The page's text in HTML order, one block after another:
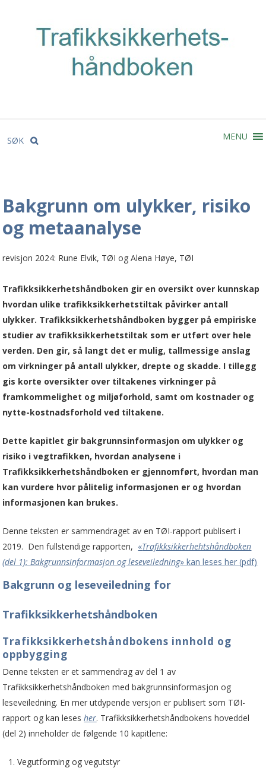
SØK MENU
Bakgrunn om ulykker, risiko
og metaanalyse
revisjon 2024: Rune Elvik, TØI og Alena Høye, TØI
Trafikksikkerhetshåndboken gir en oversikt over kunnskap
hvordan ulike trafikksikkerhetstiltak påvirker antall
ulykker. Trafikksikkerhetshåndboken bygger på empiriske
studier av trafikksikkerhetstiltak som er utført over hele
verden. Den gir, så langt det er mulig, tallmessige anslag
om virkninger på antall ulykker, drepte og skadde. I tillegg
gis korte oversikter over tiltakenes virkninger på
framkommelighet og miljøforhold, samt om kostnader og
nytte-kostnadsforhold ved tiltakene.
Dette kapitlet gir bakgrunnsinformasjon om ulykker og
risiko i vegtrafikken, hvordan analysene i
Trafikksikkerhetshåndboken er gjennomført, hvordan man
kan vurdere hvor pålitelig informasjonen er og hvordan
informasjonen kan brukes.
Denne teksten er sammendraget av en TØI-rapport publisert i
2019. Den fullstendige rapporten, «Trafikksikkerhehtshåndboken
(del 1): Bakgrunnsinformasjon og leseveiledning» kan leses her (pdf)
Bakgrunn og leseveiledning for
Trafikksikkerhetshåndboken
Trafikksikkerhetshåndbokens innhold og
oppbygging
Denne teksten er et sammendrag av del 1 av
Trafikksikkerhetshåndboken med bakgrunnsinformasjon og
leseveiledning. En mer utdypende versjon er publisert som TØI-
rapport og kan lesesher. Trafikksikkerhetshåndbokens hoveddel
(del 2) inneholder de følgende 10 kapitlene:
Vegutforming og vegutstyr